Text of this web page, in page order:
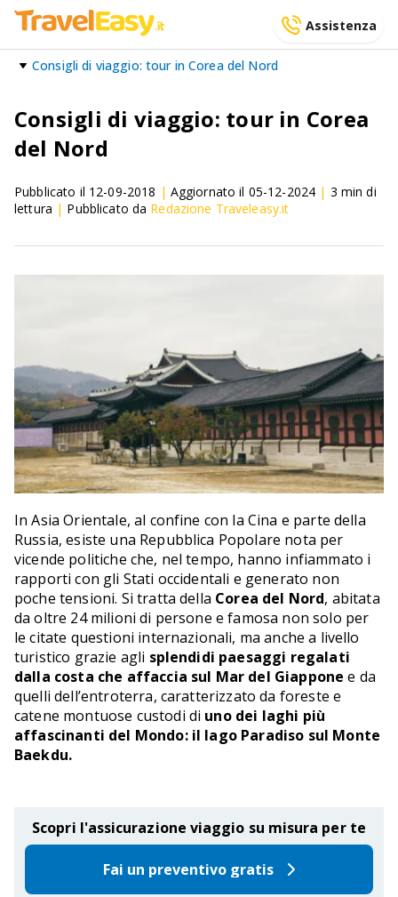
Assistenza
Consigli di viaggio: tour in Corea del Nord
Consigli di viaggio: tour in Corea
del Nord
Pubblicato il 12-09-2018 | Aggiornato il 05-12-2024 | 3 min di
lettura | Pubblicato da Redazione Traveleasy.it
In Asia Orientale, al confine con la Cina e parte della
Russia, esiste una Repubblica Popolare nota per
vicende politiche che, nel tempo, hanno infiammato i
rapporti con gli Stati occidentali e generato non
poche tensioni. Si tratta della Corea del Nord, abitata
da oltre 24 milioni di persone e famosa non solo per
le citate questioni internazionali, ma anche a livello
turistico grazie agli splendidi paesaggi regalati
dalla costa che affaccia sul Mar del Giappone e da
quelli dell’entroterra, caratterizzato da foreste e
catene montuose custodi di uno dei laghi più
affascinanti del Mondo: il lago Paradiso sul Monte
Baekdu.
Scopri l'assicurazione viaggio su misura per te
Fai un preventivo gratis